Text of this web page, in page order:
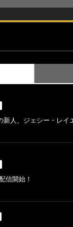
人、ジェシー・レイ
信開始！